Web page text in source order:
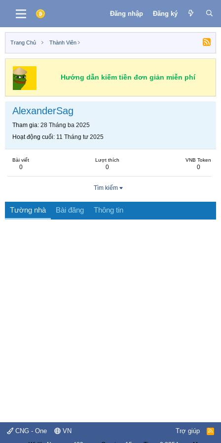
Đăng nhập Đăng ký
Trang Chủ Thành Viên
Hướng dẫn kiếm tiền đơn giản miễn phí
AlexanderSag
Tham gia 28 Tháng ba 2025
Hoạt động cuối 11 Tháng tư 2025
Bài viết
0
Lượt thích
0
VNB Token
0
Tìm kiếm
Tường nhà Bài đăng Thông tin
CNG - One VN Trợ giúp
R